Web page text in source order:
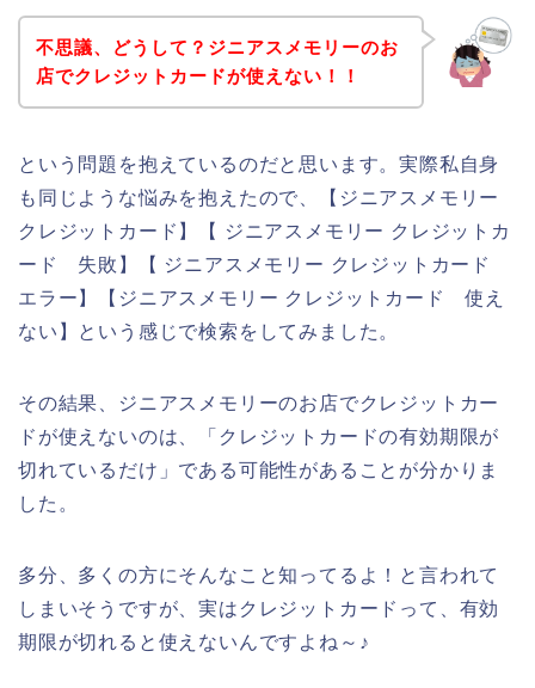
不思議、どうして？ジニアスメモリーのお
店でクレジットカードが使えない！！
という問題を抱えているのだと思います。実際私自身
も同じような悩みを抱えたので、【ジニアスメモリー
クレジットカード】【 ジニアスメモリー クレジットカ
ード 失敗】【 ジニアスメモリー クレジットカード
エラー】【ジニアスメモリー クレジットカード 使え
ない】という感じで検索をしてみました。
その結果、ジニアスメモリーのお店でクレジットカー
ドが使えないのは、「クレジットカードの有効期限が
切れているだけ」である可能性があることが分かりま
した。
多分、多くの方にそんなこと知ってるよ！と言われて
しまいそうですが、実はクレジットカードって、有効
期限が切れると使えないんですよね～♪